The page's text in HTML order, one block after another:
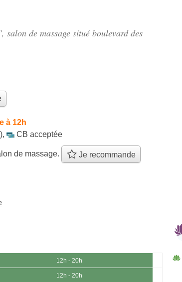
salon de massage situé boulevard des
à 12h
, CB acceptée
de massage. Je recommande
12h - 20h
12h - 20h